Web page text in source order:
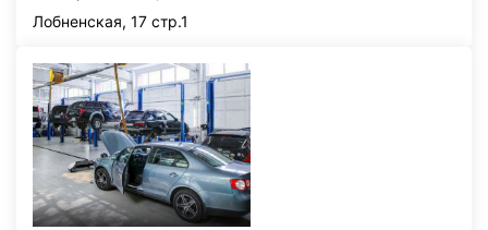
Лобненская, 17 стр.1